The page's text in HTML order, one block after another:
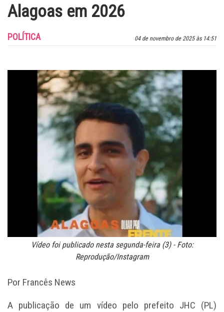
Alagoas em 2026
04 de novembro de 2025 às 14:51
POLÍTICA
Vídeo foi publicado nesta segunda-feira (3) - Foto:
Reprodução/Instagram
Por Francês News
A publicação de um vídeo pelo prefeito JHC (PL)